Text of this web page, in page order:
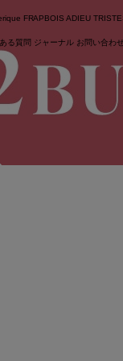
FRAPBOIS ADIEU
る質問 ジャーナル お問い合わ